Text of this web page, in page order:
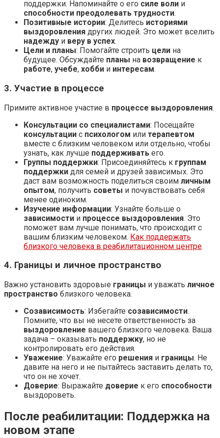
поддержки. Напоминайте о его силе воли и
способности преодолевать трудности.
Позитивные истории: Делитесь историями
выздоровления других людей. Это может вселить
надежду и веру в успех.
Цели и планы: Помогайте строить цели на
будущее. Обсуждайте планы на возвращение к
работе, учебе, хобби и интересам.
3. Участие в процессе
Примите активное участие в процессе выздоровления.
Консультации со специалистами: Посещайте
консультации с психологом или терапевтом
вместе с близким человеком или отдельно, чтобы
узнать, как лучше поддерживать его.
Группы поддержки: Присоединяйтесь к группам
поддержки для семей и друзей зависимых. Это
даст вам возможность поделиться своим личным
опытом, получить советы и почувствовать себя
менее одиноким.
Изучение информации: Узнайте больше о
зависимости и процессе выздоровления. Это
поможет вам лучше понимать, что происходит с
вашим близким человеком. Как поддержать
близкого человека в реабилитационном центре
4. Границы и личное пространство
Важно установить здоровые границы и уважать личное
пространство близкого человека.
Созависимость: Избегайте созависимости.
Помните, что вы не несете ответственность за
выздоровление вашего близкого человека. Ваша
задача – оказывать поддержку, но не
контролировать его действия.
Уважение: Уважайте его решения и границы. Не
давите на него и не пытайтесь заставить делать то,
что он не хочет.
Доверие: Выражайте доверие к его способности
выздороветь.
После реабилитации: Поддержка на
новом этапе